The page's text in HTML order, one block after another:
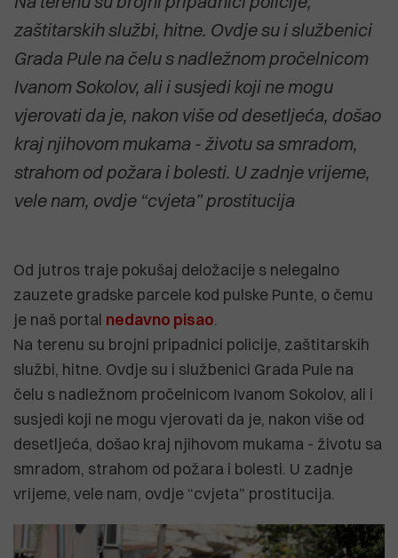
zaštitarskih službi, hitne. Ovdje su i službenici
Grada Pule na čelu s nadležnom pročelnicom
Ivanom Sokolov, ali i susjedi koji ne mogu
vjerovati da je, nakon više od desetljeća, došao
kraj njihovom mukama - životu sa smradom,
strahom od požara i bolesti. U zadnje vrijeme,
vele nam, ovdje “cvjeta” prostitucija
Od jutros traje pokušaj deložacije s nelegalno
zauzete gradske parcele kod pulske Punte, o čemu
je naš portal nedavno pisao.
Na terenu su brojni pripadnici policije, zaštitarskih
službi, hitne. Ovdje su i službenici Grada Pule na
čelu s nadležnom pročelnicom Ivanom Sokolov, ali i
susjedi koji ne mogu vjerovati da je, nakon više od
desetljeća, došao kraj njihovom mukama - životu sa
smradom, strahom od požara i bolesti. U zadnje
vrijeme, vele nam, ovdje “cvjeta” prostitucija.